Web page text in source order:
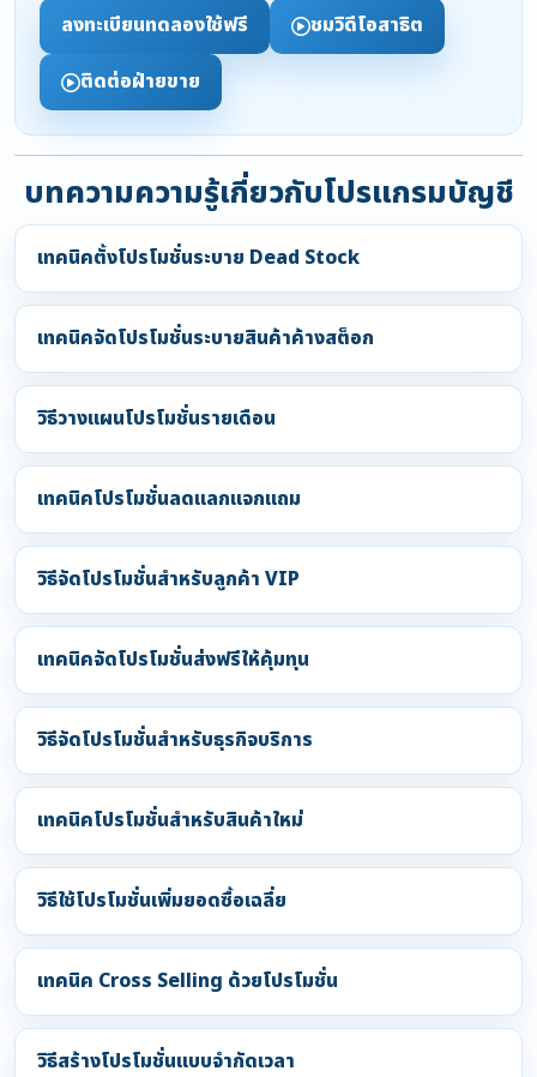
ลงทะเบียนทดลองใช้ฟรี
ชมวิดีโอสาธิต
ติดต่อฝ่ายขาย
บทความความรู้เกี่ยวกับโปรแกรมบัญชี
เทคนิคตั้งโปรโมชั่นระบาย Dead Stock
เทคนิคจัดโปรโมชั่นระบายสินค้าค้างสต็อก
วิธีวางแผนโปรโมชั่นรายเดือน
เทคนิคโปรโมชั่นลดแลกแจกแถม
วิธีจัดโปรโมชั่นสำหรับลูกค้า VIP
เทคนิคจัดโปรโมชั่นส่งฟรีให้คุ้มทุน
วิธีจัดโปรโมชั่นสำหรับธุรกิจบริการ
เทคนิคโปรโมชั่นสำหรับสินค้าใหม่
วิธีใช้โปรโมชั่นเพิ่มยอดซื้อเฉลี่ย
เทคนิค Cross Selling ด้วยโปรโมชั่น
วิธีสร้างโปรโมชั่นแบบจำกัดเวลา